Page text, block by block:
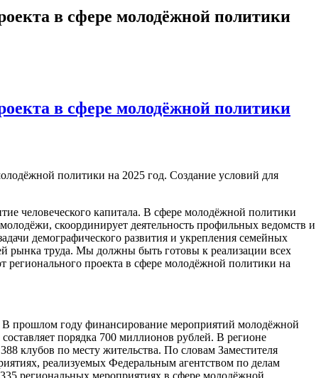
в сфере молодёжной политики
в сфере молодёжной политики
политики на 2025 год. Создание условий для
человеческого капитала. В сфере молодёжной политики
скоординирует деятельность профильных ведомств и
демографического развития и укрепления семейных
рынка труда. Мы должны быть готовы к реализации всех
проекта в сфере молодёжной политики на
В прошлом году финансирование мероприятий молодёжной
порядка 700 миллионов рублей. В регионе
клубов по месту жительства. По словам Заместителя
реализуемых Федеральным агентством по делам
региональных мероприятиях в сфере молодёжной